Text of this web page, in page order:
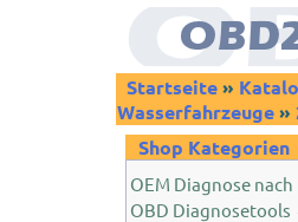
Startseite»
Wasserfahrzeuge»
Shop Kategorien
OEM Diagnose
OBD Diagnosetools